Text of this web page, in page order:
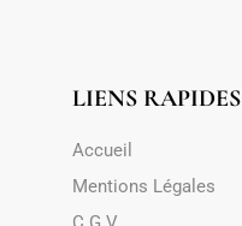
LIENS RAPIDES
Accueil
Mentions Légales